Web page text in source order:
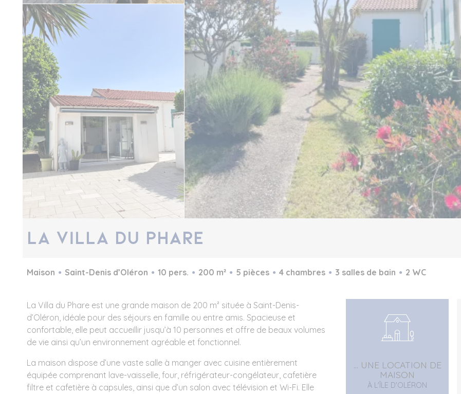
La Villa du Phare
Maison Saint-Denis d’Oléron 10 pers. 200 m² 5 pièces 4 chambres 3 salles de bain 2 WC
La Villa du Phare est une grande maison de 200 m² située à Saint-Denis-
d’Oléron, idéale pour des séjours en famille ou entre amis. Spacieuse et
confortable, elle peut accueillir jusqu’à 10 personnes et offre de beaux volumes
de vie ainsi qu’un environnement agréable et fonctionnel.
La maison dispose d’une vaste salle à manger avec cuisine entièrement
équipée comprenant lave-vaisselle, four, réfrigérateur-congélateur, cafetière
filtre et cafetière à capsules, ainsi que d’un salon avec télévision et Wi-Fi. Elle
... UNE LOCATION DE
MAISON
À L'ÎLE D'OLÉRON